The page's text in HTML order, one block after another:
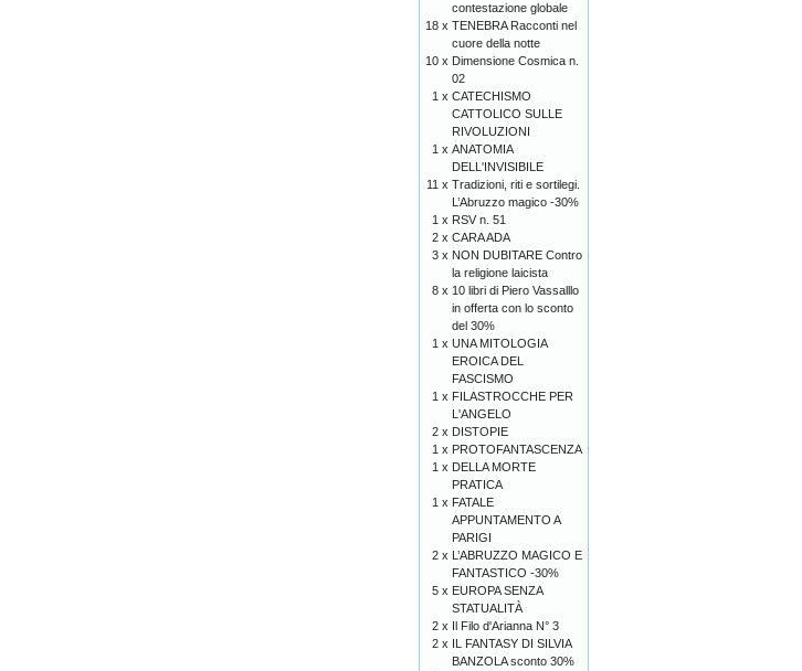
contestazione globale
18 x TENEBRA Racconti nel
cuore della notte
10 x Dimensione Cosmica n.
02
1 x CATECHISMO
CATTOLICO SULLE
RIVOLUZIONI
1 x ANATOMIA
DELL'INVISIBILE
11 x Tradizioni, riti e sortilegi.
L’Abruzzo magico -30%
1 x RSV n. 51
2 x CARA ADA
3 x NON DUBITARE Contro
la religione laicista
8 x 10 libri di Piero Vassalllo
in offerta con lo sconto
del 30%
1 x UNA MITOLOGIA
EROICA DEL
FASCISMO
1 x FILASTROCCHE PER
L'ANGELO
2 x DISTOPIE
1 x PROTOFANTASCENZA
1 x DELLA MORTE
PRATICA
1 x FATALE
APPUNTAMENTO A
PARIGI
2 x L’ABRUZZO MAGICO E
FANTASTICO -30%
5 x EUROPA SENZA
STATUALITÀ
2 x Il Filo d'Arianna N° 3
2 x IL FANTASY DI SILVIA
BANZOLA sconto 30%